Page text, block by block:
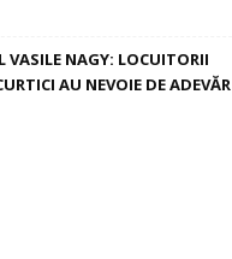
VASILE NAGY: LOCUITORII
AU NEVOIE DE ADEVĂR